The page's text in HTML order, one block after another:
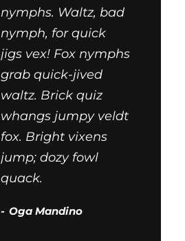
nymphs. Waltz, bad
nymph, for quick
jigs vex! Fox nymphs
grab quick-jived
waltz. Brick quiz
whangs jumpy veldt
fox. Bright vixens
jump; dozy fowl
quack.
Oga Mandino